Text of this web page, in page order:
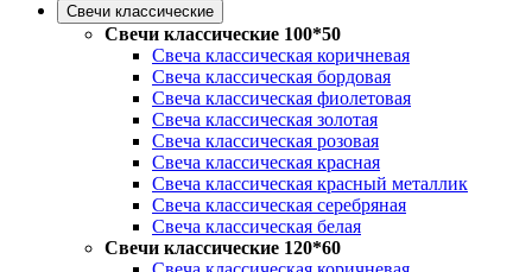
Свечи классические
Свечи классические 100*50
Свеча классическая коричневая
Свеча классическая бордовая
Свеча классическая фиолетовая
Свеча классическая золотая
Свеча классическая розовая
Свеча классическая красная
Свеча классическая красный металлик
Свеча классическая серебряная
Свеча классическая белая
Свечи классические 120*60